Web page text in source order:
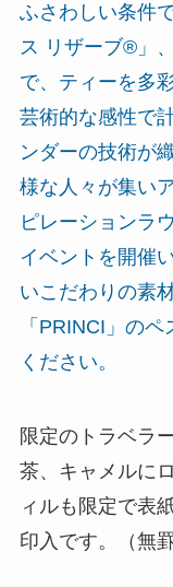
ふさわしい条件
ス リザーブ®」
で、ティーを多
芸術的な感性で
ンダーの技術が
様な人々が集い
ピレーションラ
イベントを開催
いこだわりの素
「PRINCI」の
ください。
限定のトラベラ
茶、キャメルに
ィルも限定で表
印入です。（無